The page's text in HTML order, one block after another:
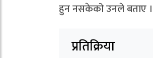
हुन नसकेको उनले बताए
प्रतिक्रिया